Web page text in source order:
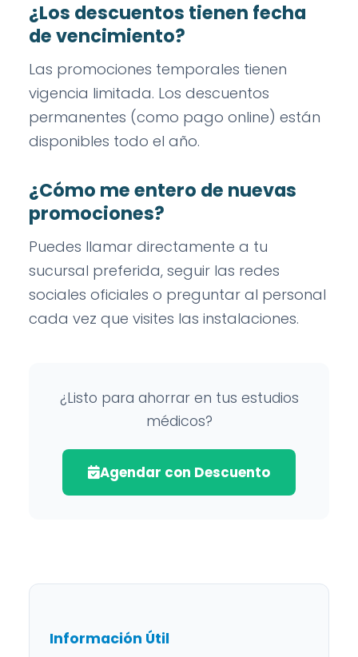
¿Los descuentos tienen fecha
de vencimiento?
Las promociones temporales tienen
vigencia limitada. Los descuentos
permanentes (como pago online) están
disponibles todo el año.
¿Cómo me entero de nuevas
promociones?
Puedes llamar directamente a tu
sucursal preferida, seguir las redes
sociales oficiales o preguntar al personal
cada vez que visites las instalaciones.
¿Listo para ahorrar en tus estudios
médicos?
Agendar con Descuento
Información Útil